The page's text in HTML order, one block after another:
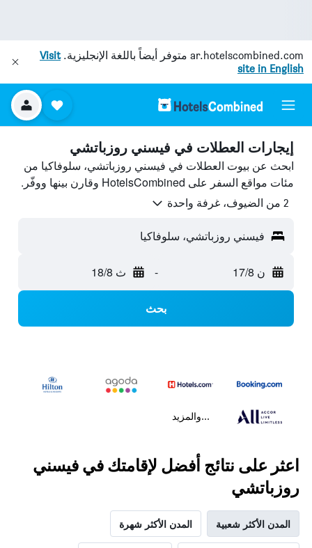
ar.hotelscombined.com متوفر أيضاً باللغة الإنجليزية.Visit
site in English
إيجارات العطلات في فيسني روزباتشي
ابحث عن بيوت العطلات في فيسني روزباتشي، سلوفاكيا من
مئات مواقع السفر على HotelsCombined وقارن بينها ووفّر.
2 من الضيوف، غرفة واحدة
فيسني روزباتشي، سلوفاكيا
ن 17/8 - ث 18/8
بحث
...والمزيد
اعثر على نتائج أفضل لإقامتك في فيسني
روزباتشي
المدن الأكثر شعبية المدن الأكثر شهرة